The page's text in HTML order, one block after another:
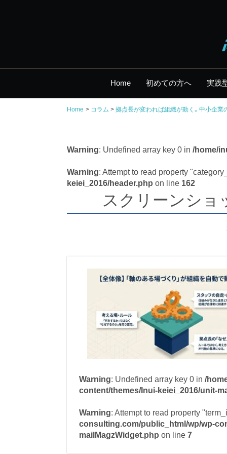
Home 初めての方へ 実践
Home コラム 拠点長が変われば組織が動く。中小企業
Warning: Undefined array key 0 in /home/
Warning: Attempt to read property
keiei_2016/header.php on line 162
スクリーンショ
Warning: Undefined array key 0 in /
content/themes/Inui-keiei_2016/unit-
Warning: Attempt to read property
consulting.com/public_html/wp/wp-
mailMagzWidget.php on line 7